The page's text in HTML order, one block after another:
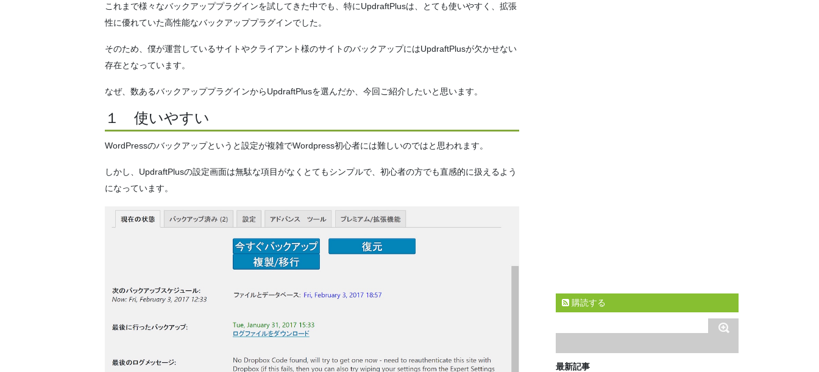
これまで様々なバックアッププラグインを試してきた中でも、特にUpdraftPlusは、とても使いやすく、拡張
性に優れていた高性能なバックアッププラグインでした。
そのため、僕が運営しているサイトやクライアント様のサイトのバックアップにはUpdraftPlusが欠かせない
存在となっています。
なぜ、数あるバックアッププラグインからUpdraftPlusを選んだか、今回ご紹介したいと思います。
１ 使いやすい
WordPressのバックアップというと設定が複雑でWordpress初心者には難しいのではと思われます。
しかし、UpdraftPlusの設定画面は無駄な項目がなくとてもシンプルで、初心者の方でも直感的に扱えるよう
になっています。
購読する
最新記事